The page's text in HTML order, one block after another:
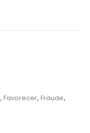
, Favorecer, Fraude,